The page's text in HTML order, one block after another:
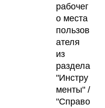
рабочег
о места
пользов
ателя
из
раздела
"Инстру
менты" /
"Справо